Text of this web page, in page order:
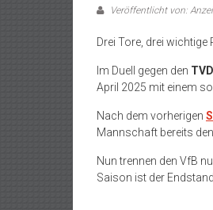
Veröffentlicht von:
Drei Tore, drei wichtige
Im Duell gegen den
April 2025 mit einem
Nach dem vorherigen
Mannschaft bereits den
Nun trennen den VfB
Saison ist der